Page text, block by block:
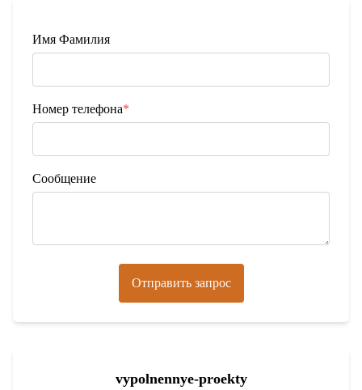
Имя Фамилия
Номер телефона*
Сообщение
Отправить запрос
vypolnennye-proekty